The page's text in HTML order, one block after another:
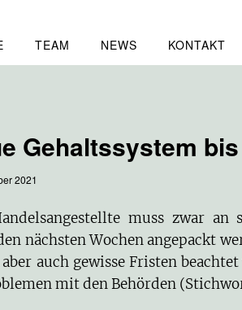
TEAM NEWS KONTAKT
Gehaltssystem
2021
muss zwar an
nächsten Wochen angepackt
auch gewisse Fristen
mit den Behörden